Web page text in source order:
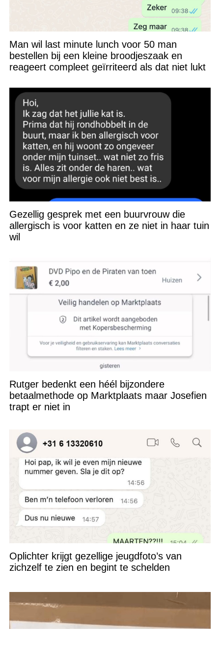
Man wil last minute lunch voor 50 man
bestellen bij een kleine broodjeszaak en
reageert compleet geïrriteerd als dat niet lukt
Gezellig gesprek met een buurvrouw die
allergisch is voor katten en ze niet in haar tuin
wil
Rutger bedenkt een héél bijzondere
betaalmethode op Marktplaats maar Josefien
trapt er niet in
Oplichter krijgt gezellige jeugdfoto’s van
zichzelf te zien en begint te schelden